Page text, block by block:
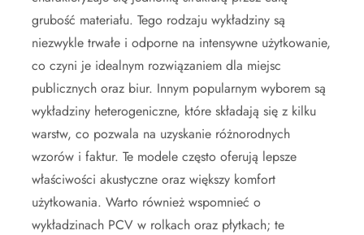
grubość materiału. Tego rodzaju wykładziny są
niezwykle trwałe i odporne na intensywne użytkowanie,
co czyni je idealnym rozwiązaniem dla miejsc
publicznych oraz biur. Innym popularnym wyborem są
wykładziny heterogeniczne, które składają się z kilku
warstw, co pozwala na uzyskanie różnorodnych
wzorów i faktur. Te modele często oferują lepsze
właściwości akustyczne oraz większy komfort
użytkowania. Warto również wspomnieć o
wykładzinach PCV w rolkach oraz płytkach; te